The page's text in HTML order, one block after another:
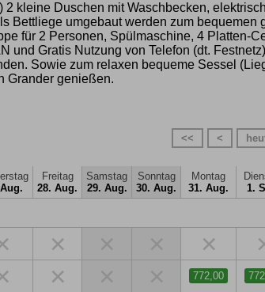
kleine Duschen mit Waschbecken,
Bettliege umgebaut werden zum bequemen
für 2 Personen, Spülmaschine, 4 Platten-
und Gratis Nutzung von Telefon (dt.
Sowie zum relaxen bequeme Sessel
Grander genießen.
<
<<
Freitag
28. Aug.
Samstag
29. Aug.
Sonntag
30. Aug.
Montag
31. Aug.
1.
× ×
× 772,00